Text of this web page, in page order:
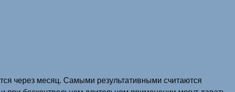
через месяц. Самыми результативными считаются